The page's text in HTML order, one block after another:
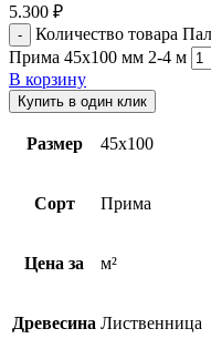
5.300 ₽
Количество товара
Прима 45х100 мм 2-4 м
В корзину
Купить в один клик
Размер 45х100
Сорт Прима
Цена за м²
Древесина Лиственница